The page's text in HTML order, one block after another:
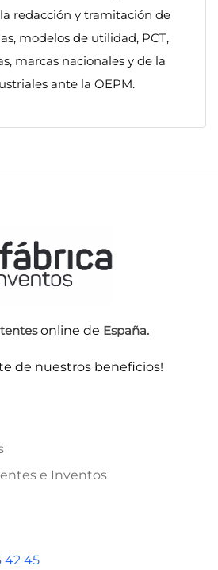
redacción y tramitación de
modelos de utilidad, PCT,
marcas nacionales y de la
ante la OEPM.
online de España.
de nuestros beneficios!
e Inventos
42 45